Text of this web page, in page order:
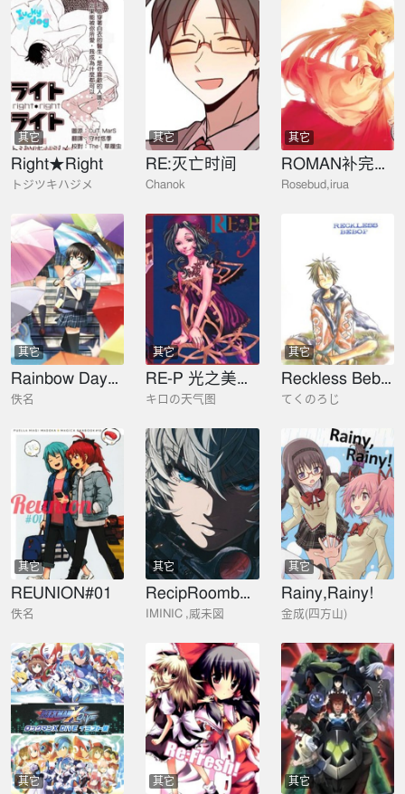
其它
Right★Right
トジツキハジメ
其它
RE:灭亡时间
Chanok
其它
ROMAN补完计画-希望
Rosebud,irua
其它
Rainbow Days～侑～（侑全员官方小说）
佚名
其它
RE-P 光之美少女同人
キロの天气图
其它
Reckless Bebop
てくのろじ
其它
REUNION#01
佚名
其它
RecipRoomba -Second part
IMINIC ,威未図
其它
Rainy,Rainy!
金成(四方山)
其它 其它 其它